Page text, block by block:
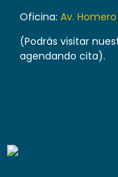
Oficina: Av. Homero
(Podrás visitar
agendando cita).